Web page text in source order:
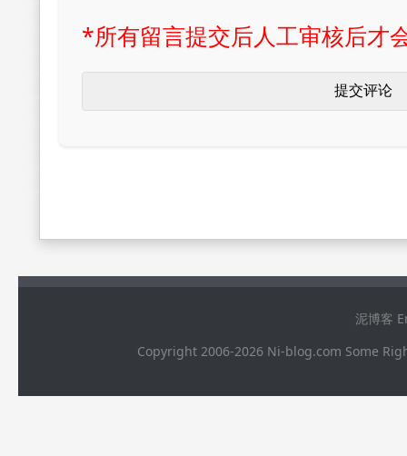
*所有留言提交后人工审核后才
泥博客
Copyright 2006-2026 Ni-blog.com Some